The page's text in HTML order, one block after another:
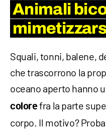
Animali
Squali, tonni, balene,
che trascorrono la
oceano aperto hanno
colorefra la parte
corpo. Il motivo?